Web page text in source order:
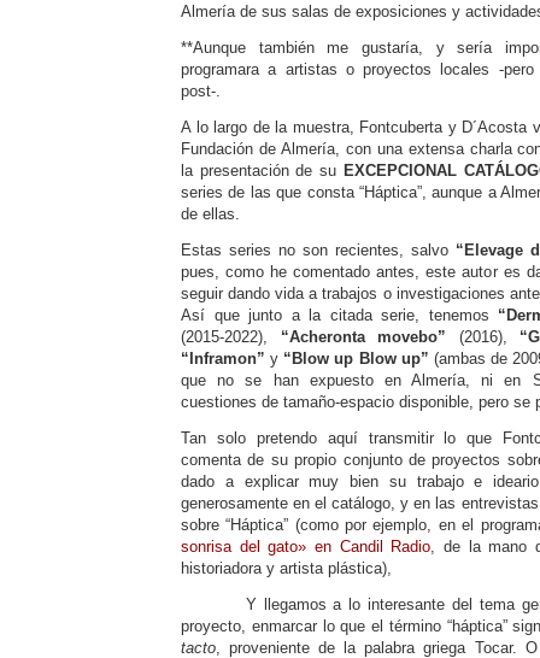
Almería de sus salas de exposiciones y
**Aunque también me gustaría, y sería
programara a artistas o proyectos locales -
post-.
A lo largo de la muestra, Fontcuberta y D´Acosta
Fundación de Almería, con una extensa charla
la presentación de su EXCEPCIONAL
series de las que consta “Háptica”, aunque a
de ellas.
Estas series no son recientes, salvo “Elevage
pues, como he comentado antes, este autor es
seguir dando vida a trabajos o investigaciones
Así que junto a la citada serie, tenemos
(2015-2022), “Acheronta movebo” (2016),
“Inframon” y “Blow up Blow up” (ambas de
que no se han expuesto en Almería, ni en
cuestiones de tamaño-espacio disponible, pero se
Tan solo pretendo aquí transmitir lo que
comenta de su propio conjunto de proyectos
dado a explicar muy bien su trabajo e
generosamente en el catálogo, y en las
sobre “Háptica” (como por ejemplo, en el
sonrisa del gato» en Candil Radio , de la mano
historiadora y artista plástica),
Y llegamos a lo interesante del tema
proyecto, enmarcar lo que el término “háptica”
tacto , proveniente de la palabra griega Tocar.